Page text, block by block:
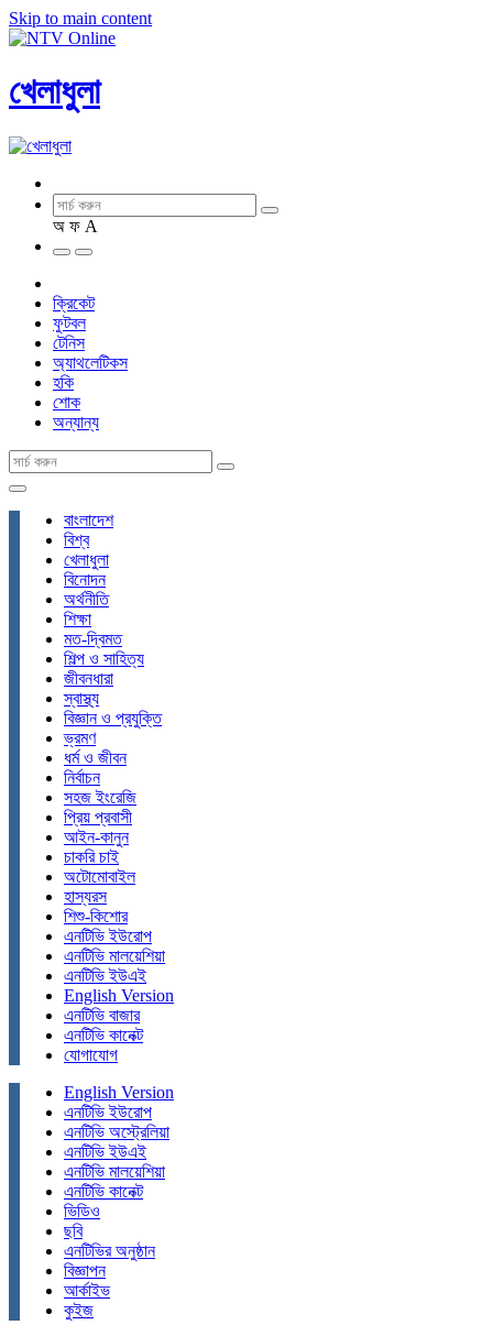
Skip to main content
খেলাধুলা
অ ফ A
ক্রিকেট
ফুটবল
টেনিস
অ্যাথলেটিকস
হকি
শোক
অন্যান্য
বাংলাদেশ
বিশ্ব
খেলাধুলা
বিনোদন
অর্থনীতি
শিক্ষা
মত-দ্বিমত
শিল্প ও সাহিত্য
জীবনধারা
স্বাস্থ্য
বিজ্ঞান ও প্রযুক্তি
ভ্রমণ
ধর্ম ও জীবন
নির্বাচন
সহজ ইংরেজি
প্রিয় প্রবাসী
আইন-কানুন
চাকরি চাই
অটোমোবাইল
হাস্যরস
শিশু-কিশোর
এনটিভি ইউরোপ
এনটিভি মালয়েশিয়া
এনটিভি ইউএই
English Version
এনটিভি বাজার
এনটিভি কানেক্ট
যোগাযোগ
English Version
এনটিভি ইউরোপ
এনটিভি অস্ট্রেলিয়া
এনটিভি ইউএই
এনটিভি মালয়েশিয়া
এনটিভি কানেক্ট
ভিডিও
ছবি
এনটিভির অনুষ্ঠান
বিজ্ঞাপন
আর্কাইভ
কুইজ